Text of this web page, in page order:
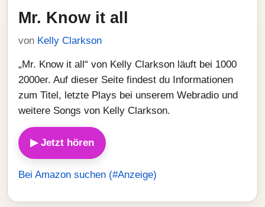
Mr. Know it all
von Kelly Clarkson
„Mr. Know it all“ von Kelly Clarkson läuft bei 1000
2000er. Auf dieser Seite findest du Informationen
zum Titel, letzte Plays bei unserem Webradio und
weitere Songs von Kelly Clarkson.
▶ Jetzt hören
Bei Amazon suchen (#Anzeige)